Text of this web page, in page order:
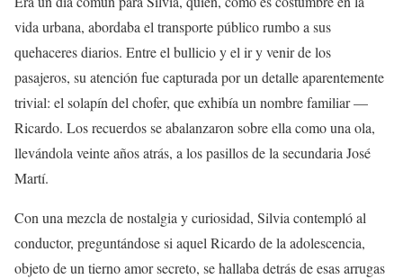
vida urbana, abordaba el transporte público rumbo a sus
quehaceres diarios. Entre el bullicio y el ir y venir de los
pasajeros, su atención fue capturada por un detalle aparentemente
trivial: el solapín del chofer, que exhibía un nombre familiar —
Ricardo. Los recuerdos se abalanzaron sobre ella como una ola,
llevándola veinte años atrás, a los pasillos de la secundaria José
Martí.
Con una mezcla de nostalgia y curiosidad, Silvia contempló al
conductor, preguntándose si aquel Ricardo de la adolescencia,
objeto de un tierno amor secreto, se hallaba detrás de esas arrugas